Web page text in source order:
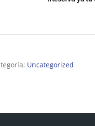
Uncategorized